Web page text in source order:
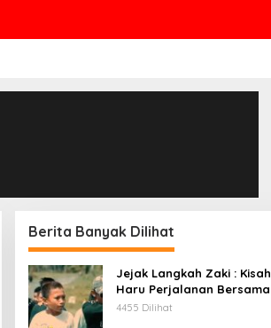
Berita Banyak Dilihat
Jejak Langkah Zaki : Kisah
Haru Perjalanan Bersama
Daeng Anpes
4455 Dilihat